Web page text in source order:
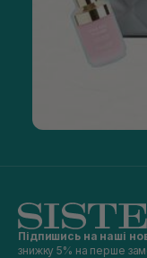
Підпишись на наші
знижку 5% на перше